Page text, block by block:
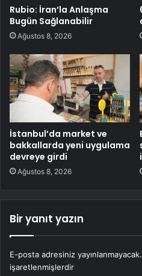
Rubio: İran’la Anlaşma
Bugün Sağlanabilir
Ağustos 8, 2026
İstanbul’da market ve
bakkallarda yeni uygulama
devreye girdi
Ağustos 8, 2026
Bir yanıt yazın
E-posta adresiniz yayınlanmayacak.
işaretlenmişlerdir